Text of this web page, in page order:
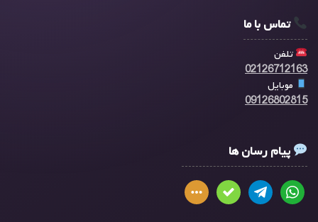
تماس با ما
تلفن
02126712163
موبایل
09126802815
پیام رسان ها